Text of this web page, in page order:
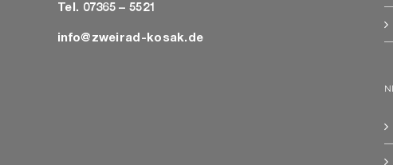
Tel. 07365 – 5521
info@zweirad-kosak.de